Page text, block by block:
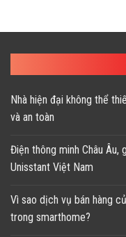
Nhà hiện đại không thể
và an toàn
Điện thông minh Châu Âu,
Unisstant Việt Nam
Vì sao dịch vụ bán hàng
trong smarthome?